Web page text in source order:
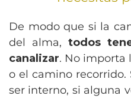
De modo que si la
del alma, todos
canalizar. No importa
o el camino
ser interno, si alguna